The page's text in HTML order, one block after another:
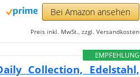
Bei Amazon ansehen
Preis inkl. MwSt., zzgl. Versandkosten
EMPFEHLUNG
Collection, Edelstahl,